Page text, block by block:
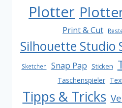
Plotter
Print & Cut
Silhouette Studio
Sketchen Snap Pap Sticken
Taschenspieler
Tipps & Tricks